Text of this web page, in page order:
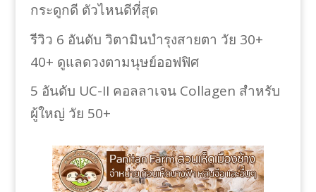
กระดูกดี ตัวไหนดีที่สุด
รีวิว 6 อันดับ วิตามินบำรุงสายตา วัย 30+
40+ ดูแลดวงตามนุษย์ออฟฟิศ
5 อันดับ UC-II คอลลาเจน Collagen สำหรับ
ผู้ใหญ่ วัย 50+